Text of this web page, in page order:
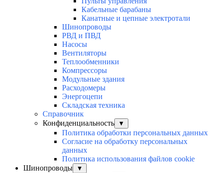
Кабельные барабаны
Канатные и цепные электротали
Шинопроводы
РВД и ПВД
Насосы
Вентиляторы
Теплообменники
Компрессоры
Модульные здания
Расходомеры
Энергоцепи
Складская техника
Справочник
Конфиденциальность
▼
Политика обработки персональных данных
Согласие на обработку персональных
данных
Политика использования файлов cookie
Шинопроводы
▼